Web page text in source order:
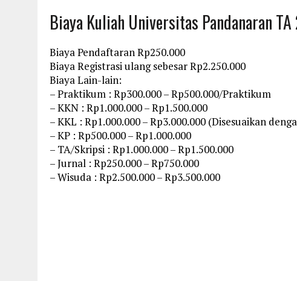
Biaya Kuliah Universitas Pandanaran
Biaya Pendaftaran Rp250.000
Biaya Registrasi ulang sebesar Rp2.250.000
Biaya Lain-lain:
– Praktikum : Rp300.000 – Rp500.000/Praktikum
– KKN : Rp1.000.000 – Rp1.500.000
– KKL : Rp1.000.000 – Rp3.000.000 (Disesuaikan
– KP : Rp500.000 – Rp1.000.000
– TA/Skripsi : Rp1.000.000 – Rp1.500.000
– Jurnal : Rp250.000 – Rp750.000
– Wisuda : Rp2.500.000 – Rp3.500.000